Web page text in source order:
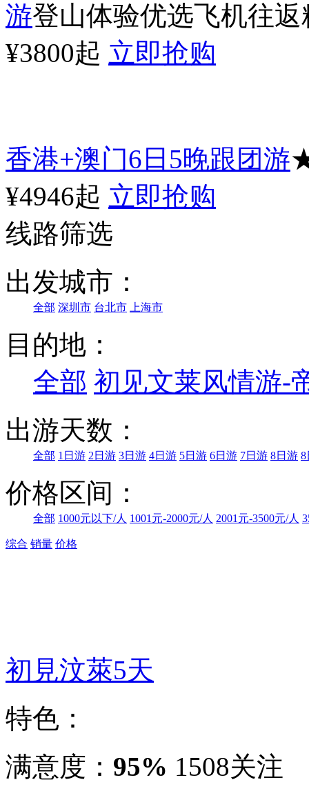
游登山体验优选飞机往返
¥3800起 立即抢购
香港+澳门6日5晚跟团游
¥4946起 立即抢购
线路筛选
出发城市：
全部 深圳市 台北市 上海市
目的地：
全部 初见文莱风情游-
出游天数：
全部 1日游 2日游 3日游 4日游 5日游 6日游 7日游 8日游 8
价格区间：
全部 1000元以下/人 1001元-2000元/人 2001元-3500元/人
综合 销量 价格
初見汶萊5天
特色：
满意度： 95% 1508关注